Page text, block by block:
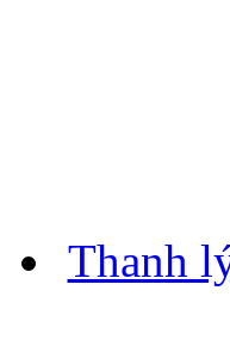
Thanh